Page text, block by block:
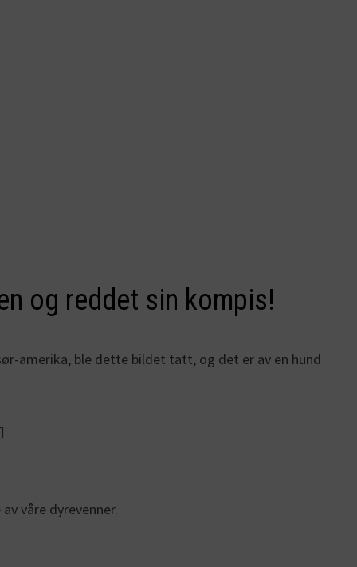
og reddet sin kompis!
amerika, ble dette bildet tatt, og det er av en hund
våre dyrevenner.